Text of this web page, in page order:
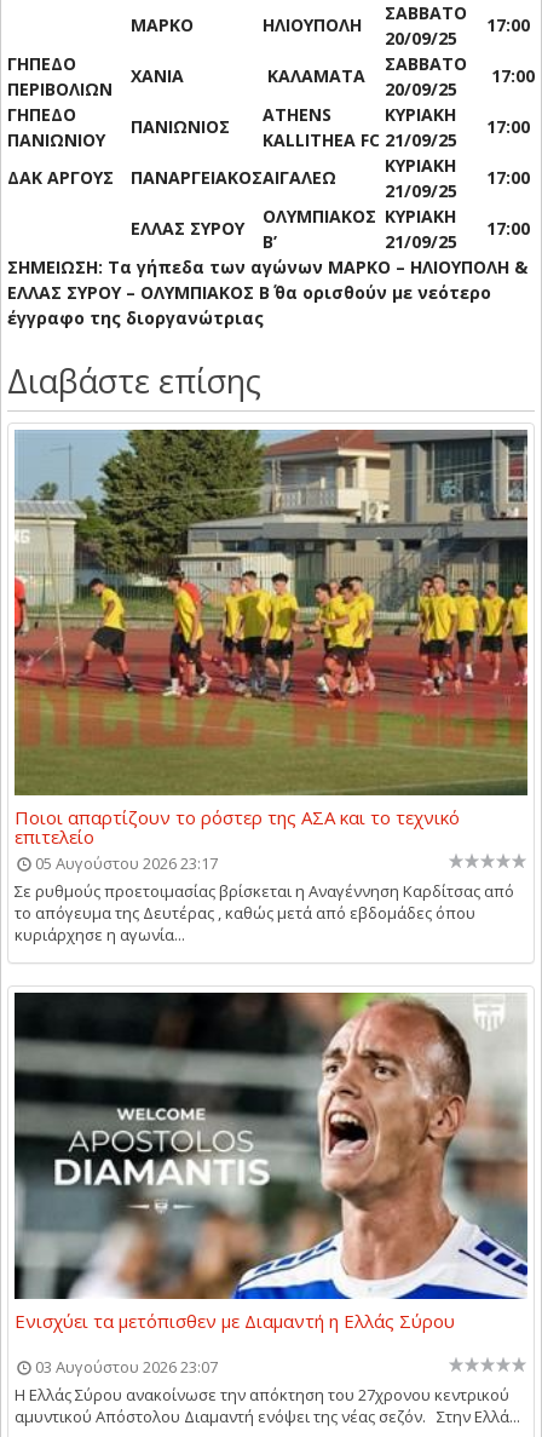
MAΡΚΟ ΗΛΙΟΥΠΟΛΗ
ΣΑΒΒΑΤΟ
20/09/25
17:00
ΓΗΠΕΔΟ
ΠΕΡΙΒΟΛΙΩΝ
ΧΑΝΙΑ ΚΑΛΑΜΑΤΑ
ΣΑΒΒΑΤΟ
20/09/25
17:00
ΓΗΠΕΔΟ
ΠΑΝΙΩΝΙΟΥ
ΠΑΝΙΩΝΙΟΣ
ATHENS
KALLITHEA FC
ΚΥΡΙΑΚΗ
21/09/25
17:00
ΔΑΚ ΑΡΓΟΥΣ ΠΑΝΑΡΓΕΙΑΚΟΣΑΙΓΑΛΕΩ
ΚΥΡΙΑΚΗ
21/09/25
17:00
ΕΛΛΑΣ ΣΥΡΟΥ
ΟΛΥΜΠΙΑΚΟΣ
Β’
ΚΥΡΙΑΚΗ
21/09/25
17:00
ΣΗΜΕΙΩΣΗ: Τα γήπεδα των αγώνων ΜΑΡΚΟ – ΗΛΙΟΥΠΟΛΗ &
ΕΛΛΑΣ ΣΥΡΟΥ – ΟΛΥΜΠΙΑΚΟΣ Β΄ θα ορισθούν με νεότερο
έγγραφο της διοργανώτριας
Διαβάστε επίσης
Ποιοι απαρτίζουν το ρόστερ της ΑΣΑ και το τεχνικό
επιτελείο
05 Αυγούστου 2026 23:17
Σε ρυθμούς προετοιμασίας βρίσκεται η Αναγέννηση Καρδίτσας από
το απόγευμα της Δευτέρας , καθώς μετά από εβδομάδες όπου
κυριάρχησε η αγωνία...
Ενισχύει τα μετόπισθεν με Διαμαντή η Ελλάς Σύρου
03 Αυγούστου 2026 23:07
Η Ελλάς Σύρου ανακοίνωσε την απόκτηση του 27χρονου κεντρικού
αμυντικού Απόστολου Διαμαντή ενόψει της νέας σεζόν. Στην Ελλά...